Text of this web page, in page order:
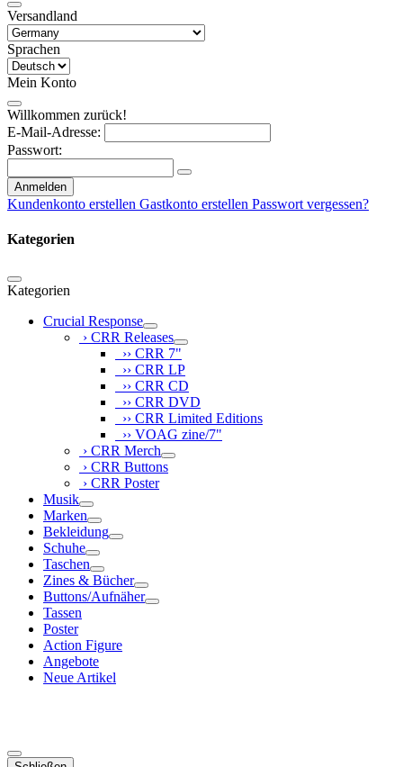
Versandland
Sprachen
Mein Konto
Willkommen zurück!
E-Mail-Adresse:
Passwort:
Anmelden
Kundenkonto erstellen Gastkonto erstellen Passwort vergessen?
Kategorien
Kategorien
Crucial Response
› CRR Releases
›› CRR 7"
›› CRR LP
›› CRR CD
›› CRR DVD
›› CRR Limited Editions
›› VOAG zine/7"
› CRR Merch
› CRR Buttons
› CRR Poster
Musik
Marken
Bekleidung
Schuhe
Taschen
Zines & Bücher
Buttons/Aufnäher
Tassen
Poster
Action Figure
Angebote
Neue Artikel